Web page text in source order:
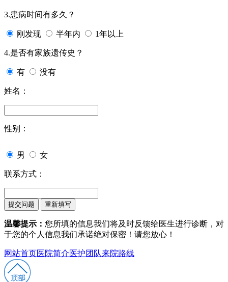
3.患病时间有多久？
刚发现 半年内 1年以上
4.是否有家族遗传史？
有 没有
姓名：
性别：
男 女
联系方式：
温馨提示： 您所填的信息我们将及时反馈给医生进行诊断，对
于您的个人信息我们承诺绝对保密！请您放心！
网站首页医院简介医护团队来院路线